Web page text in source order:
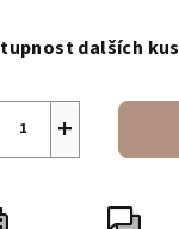
dalších
+